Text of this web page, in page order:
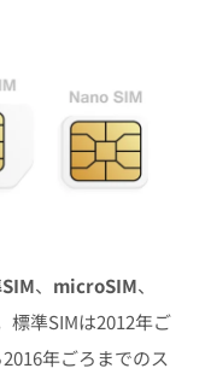
、 microSIM、
標準SIMは2012年ご
年ごろまでのス